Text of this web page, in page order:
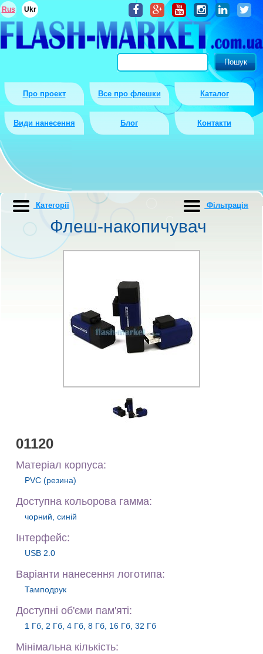
Про проект Все про флешки Каталог
Види нанесення Блог Контакти
Rus Ukr
Флеш-накопичувач
01120
Матеріал корпуса:
PVC (резина)
Доступна кольорова гамма:
чорний, синій
Iнтерфейс:
USB 2.0
Варiанти нанесення логотипа:
Тамподрук
Доступні об'єми пам'яті:
1 Гб, 2 Гб, 4 Гб, 8 Гб, 16 Гб, 32 Гб
Мiнiмальна кiлькiсть:
Категорії Фiльтрацiя